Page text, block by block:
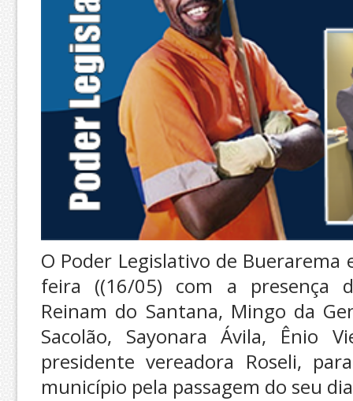
O Poder Legislativo de Buerarema
feira ((16/05) com a presença
Reinam do Santana, Mingo da
Sacolão, Sayonara Ávila, Ênio
presidente vereadora Roseli,
município pela passagem do seu